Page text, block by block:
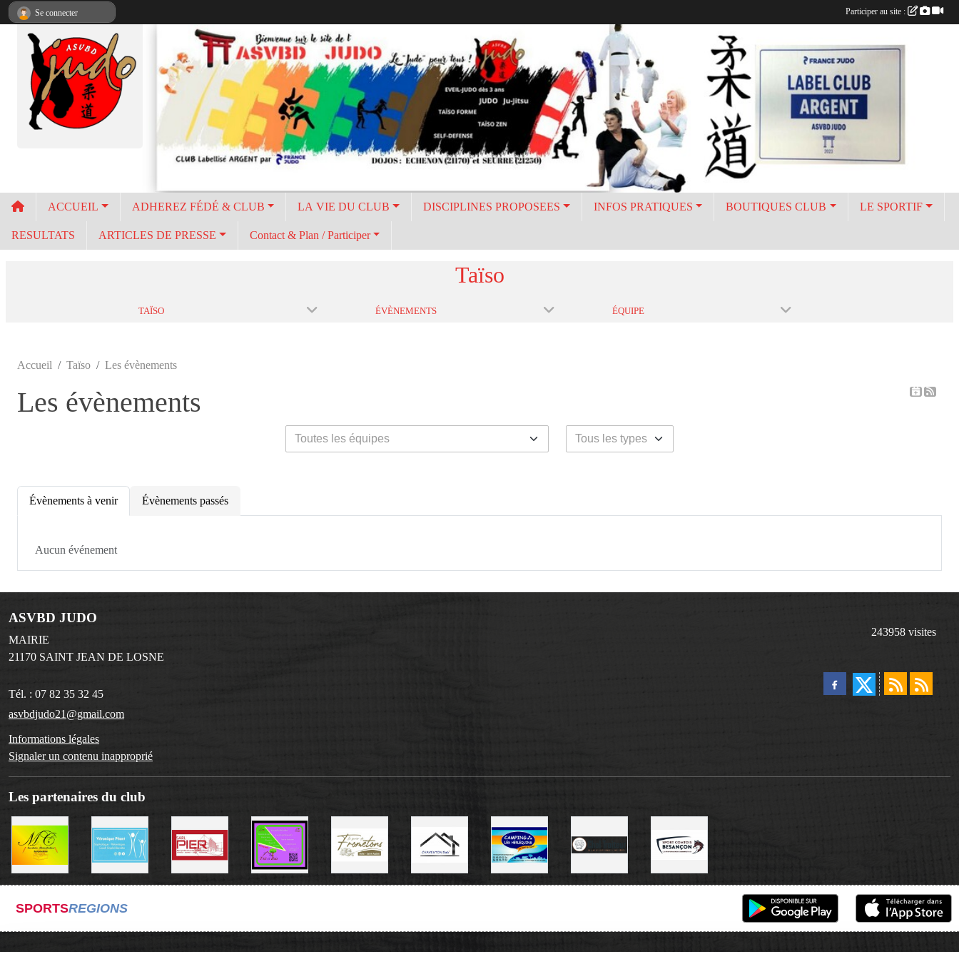
ACCUEIL ADHEREZ FÉDÉ & CLUB LA VIE DU CLUB DISCIPLINES PROPOSEES INFOS PRATIQUES BOUTIQUES CLUB LE SPORTIF
RESULTATS ARTICLES DE PRESSE Contact & Plan / Participer
Taïso
TAÏSO ÉVÈNEMENTS ÉQUIPE
Accueil Taïso Les évènements
Les évènements
Évènements à venir Évènements passés
Aucun événement
ASVBD JUDO
MAIRIE
21170 SAINT JEAN DE LOSNE
Tél. : 07 82 35 32 45
asvbdjudo21@gmail.com
Informations légales
Signaler un contenu inapproprié
243958 visites
Les partenaires du club
SPORTSREGIONS
Se connecter Participer au site :
Panneau de gestion des cookies